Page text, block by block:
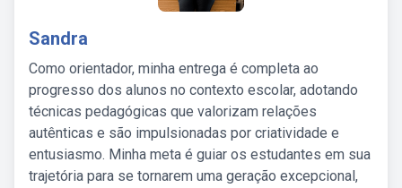
Sandra
Como orientador, minha entrega é completa ao
progresso dos alunos no contexto escolar, adotando
técnicas pedagógicas que valorizam relações
autênticas e são impulsionadas por criatividade e
entusiasmo. Minha meta é guiar os estudantes em sua
trajetória para se tornarem uma geração excepcional,